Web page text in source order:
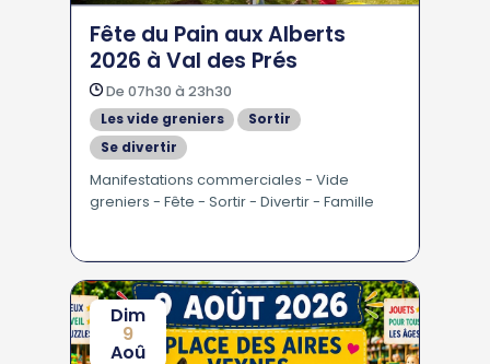
Fête du Pain aux Alberts
2026 à Val des Prés
De 07h30 à 23h30
Les vide greniers
Sortir
Se divertir
En Famille - Pour les Enfants
Manifestations commerciales - Vide
greniers - Fête - Sortir - Divertir - Famille
Dim
9
Aoû